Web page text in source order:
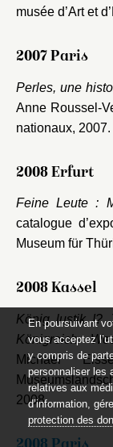
musée d’Art et
2007 Paris
Perles, une
Anne Roussel-
nationaux, 2007.
2008 Erfurt
Feine Leute :
catalogue
Museum für
2008 Kassel
König lustik !?
Königreich
Michael
2008.
En poursuivant
vous acceptez
y compris de
personnaliser les
relatives aux
d’information,
protection des